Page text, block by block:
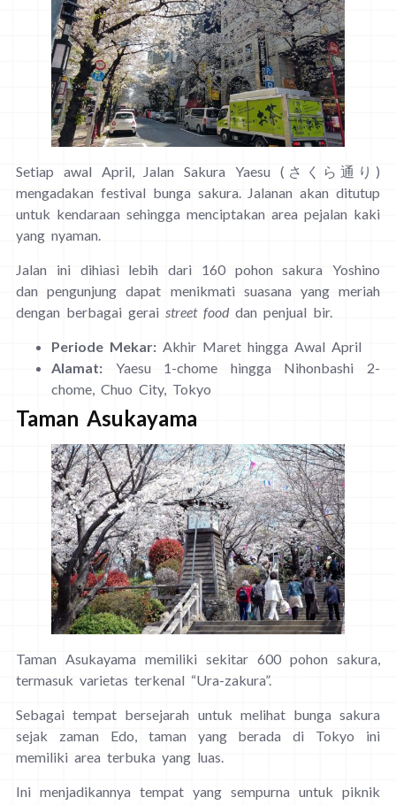
Setiap awal April, Jalan Sakura Yaesu (さくら通り)
mengadakan festival bunga sakura. Jalanan akan ditutup
untuk kendaraan sehingga menciptakan area pejalan kaki
yang nyaman.
Jalan ini dihiasi lebih dari 160 pohon sakura Yoshino
dan pengunjung dapat menikmati suasana yang meriah
dengan berbagai gerai street fooddan penjual bir.
Periode Mekar: Akhir Maret hingga Awal April
Alamat: Yaesu 1-chome hingga Nihonbashi 2-
chome, Chuo City, Tokyo
Taman Asukayama
Taman Asukayama memiliki sekitar 600 pohon sakura,
termasuk varietas terkenal “Ura-zakura”.
Sebagai tempat bersejarah untuk melihat bunga sakura
sejak zaman Edo, taman yang berada di Tokyo ini
memiliki area terbuka yang luas.
Ini menjadikannya tempat yang sempurna untuk piknik